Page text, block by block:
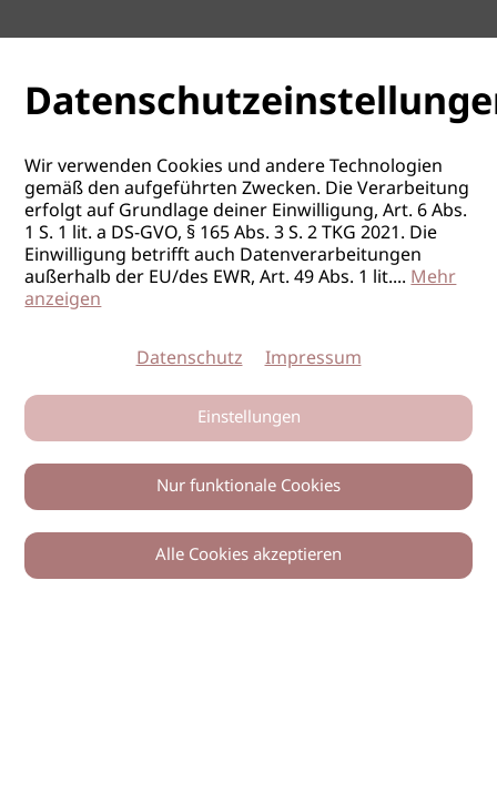
0
Wir verwenden Cookies und andere Technologien
gemäß den aufgeführten Zwecken. Die Verarbeitung
erfolgt auf Grundlage deiner Einwilligung, Art. 6 Abs.
1 S. 1 lit. a DS-GVO, § 165 Abs. 3 S. 2 TKG 2021. Die
Einwilligung betrifft auch Datenverarbeitungen
außerhalb der EU/des EWR, Art. 49 Abs. 1 lit....Mehr
anzeigen
Datenschutz Impressum
Einstellungen
Nur funktionale Cookies
Alle Cookies akzeptieren